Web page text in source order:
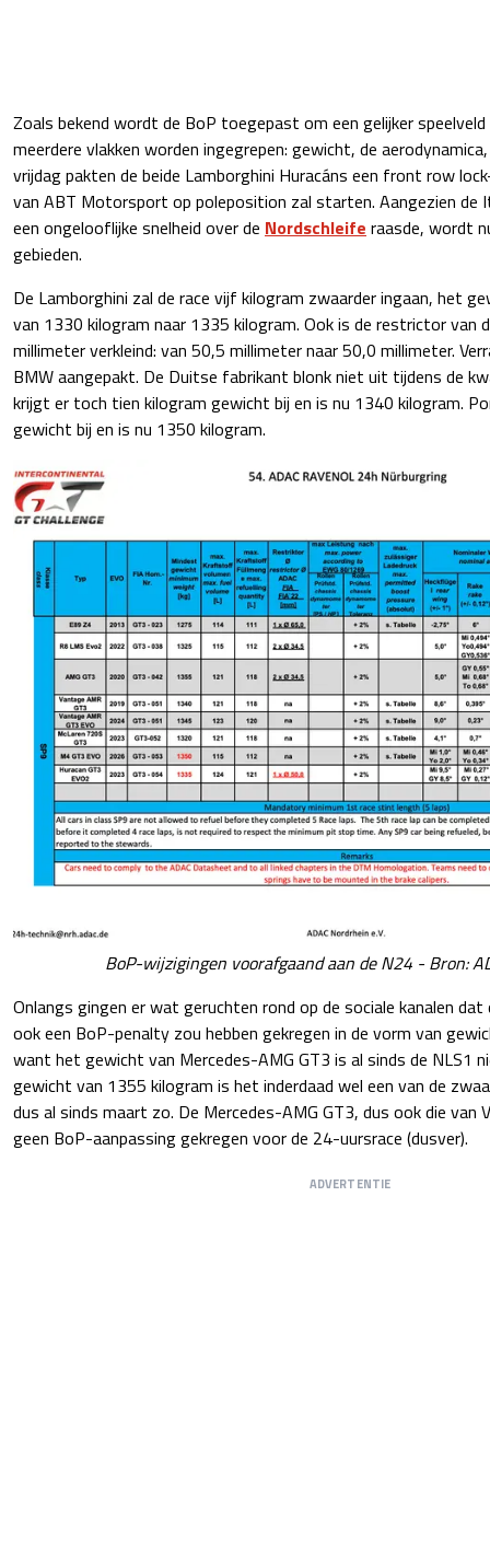
Zoals bekend wordt de BoP toegepast om een gelijker
meerdere vlakken worden ingegrepen: gewicht, de
vrijdag pakten de beide Lamborghini Huracáns een front row
van ABT Motorsport op poleposition zal starten. Aangezien de
een ongelooflijke snelheid over de Nordschleife raasde, wordt
gebieden.
De Lamborghini zal de race vijf kilogram zwaarder ingaan, het
van 1330 kilogram naar 1335 kilogram. Ook is de restrictor van
millimeter verkleind: van 50,5 millimeter naar 50,0 millimeter.
BMW aangepakt. De Duitse fabrikant blonk niet uit tijdens de
krijgt er toch tien kilogram gewicht bij en is nu 1340 kilogram.
gewicht bij en is nu 1350 kilogram.
BoP-wijzigingen voorafgaand aan de N24 - Bron:
Onlangs gingen er wat geruchten rond op de sociale kanalen
ook een BoP-penalty zou hebben gekregen in de vorm van
want het gewicht van Mercedes-AMG GT3 is al sinds de NLS1
gewicht van 1355 kilogram is het inderdaad wel een van de
dus al sinds maart zo. De Mercedes-AMG GT3, dus ook die van
geen BoP-aanpassing gekregen voor de 24-uursrace (dusver).
ADVERTENTIE